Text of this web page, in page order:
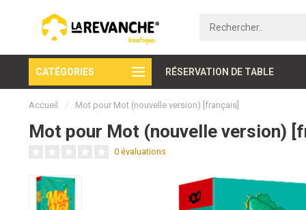
CATÉGORIES RÉSERVATION DE TABLE
Paiement sécurisé
Accueil / Mot pour Mot (nouvelle version) [français]
Mot pour Mot (nouvelle version)
0 évaluations